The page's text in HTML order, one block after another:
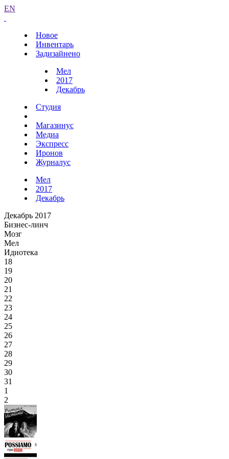
EN
Новое
Инвентарь
Задизайнено
Мел
2017
Декабрь
Студия
Магазинус
Медиа
Экспресс
Иронов
Журналус
Мел
2017
Декабрь
Декабрь 2017
Бизнес-линч
Мозг
Мел
Идиотека
18
19
20
21
22
23
24
25
26
27
28
29
30
31
1
2